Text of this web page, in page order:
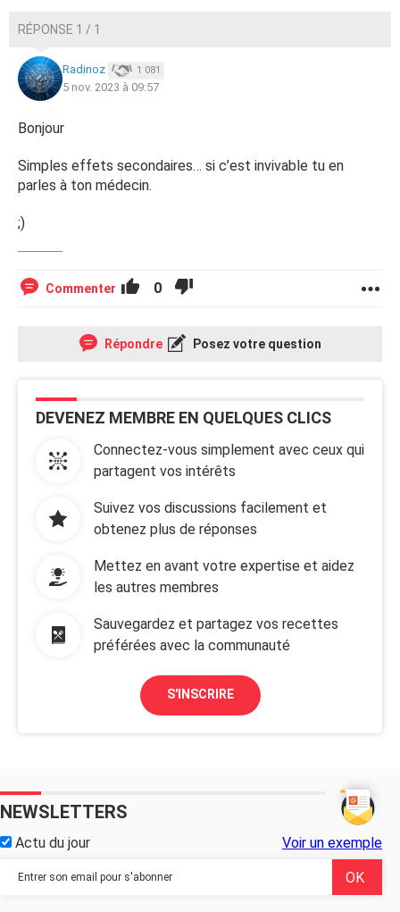
RÉPONSE 1 / 1
Radinoz 1 081
5 nov. 2023 à 09:57
Bonjour
Simples effets secondaires… si c’est invivable tu en
parles à ton médecin.
;)
Commenter 0
Répondre Posez votre question
DEVENEZ MEMBRE EN QUELQUES CLICS
Connectez-vous simplement avec ceux qui
partagent vos intérêts
Suivez vos discussions facilement et
obtenez plus de réponses
Mettez en avant votre expertise et aidez
les autres membres
Sauvegardez et partagez vos recettes
préférées avec la communauté
S'INSCRIRE
NEWSLETTERS
Actu du jour Voir un exemple